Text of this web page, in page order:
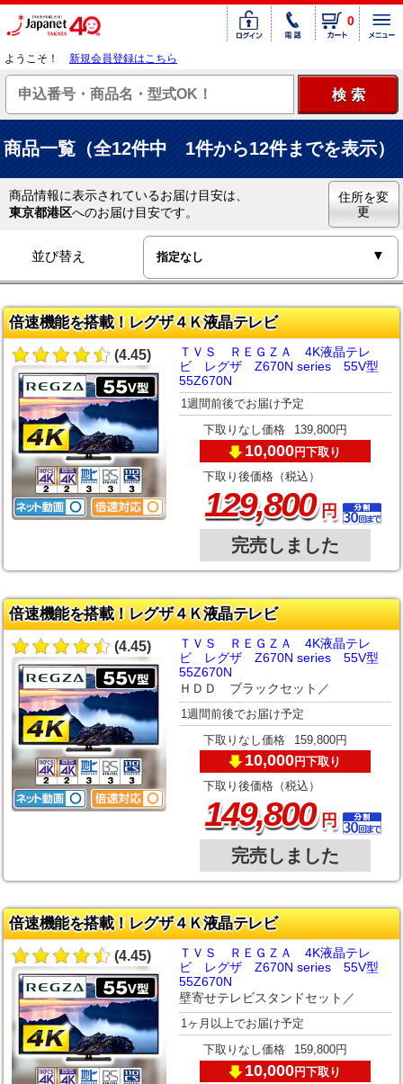
0
ようこそ！ 新規会員登録はこちら
商品一覧（全12件中 1件から12件までを表示）
商品情報に表示されているお届け目安は、
東京都港区へのお届け目安です。
住所を変
更
並び替え
倍速機能を搭載！レグザ４Ｋ液晶テレビ
(4.45)
ＴＶＳ ＲＥＧＺＡ 4K液晶テレ
ビ レグザ Z670N series 55V型
55Z670N
1週間前後でお届け予定
下取りなし価格 139,800円
10,000円下取り
下取り後価格（税込）
129,800円
完売しました
倍速機能を搭載！レグザ４Ｋ液晶テレビ
(4.45)
ＴＶＳ ＲＥＧＺＡ 4K液晶テレ
ビ レグザ Z670N series 55V型
55Z670N
ＨＤＤ ブラックセット／
1週間前後でお届け予定
下取りなし価格 159,800円
10,000円下取り
下取り後価格（税込）
149,800円
完売しました
倍速機能を搭載！レグザ４Ｋ液晶テレビ
(4.45)
ＴＶＳ ＲＥＧＺＡ 4K液晶テレ
ビ レグザ Z670N series 55V型
55Z670N
壁寄せテレビスタンドセット／
1ヶ月以上でお届け予定
下取りなし価格 159,800円
10,000円下取り